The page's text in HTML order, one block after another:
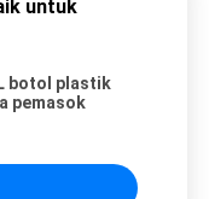
untuk
botol plastik
pemasok